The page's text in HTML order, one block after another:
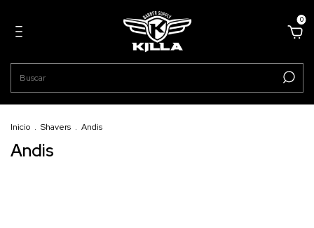
0
Inicio . Shavers . Andis
Andis